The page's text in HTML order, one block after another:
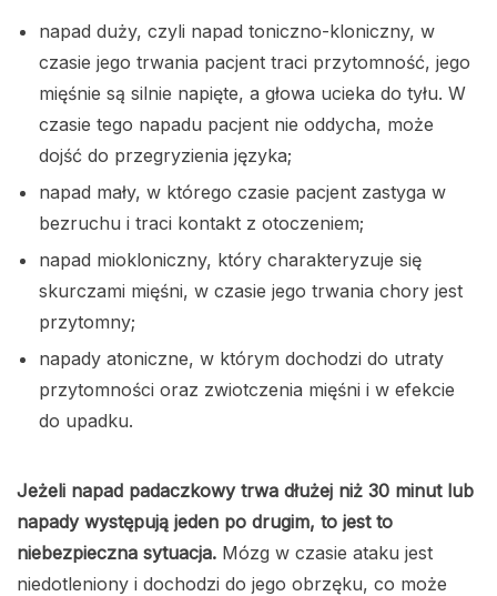
napad duży, czyli napad toniczno-kloniczny, w
czasie jego trwania pacjent traci przytomność, jego
mięśnie są silnie napięte, a głowa ucieka do tyłu. W
czasie tego napadu pacjent nie oddycha, może
dojść do przegryzienia języka;
napad mały, w którego czasie pacjent zastyga w
bezruchu i traci kontakt z otoczeniem;
napad miokloniczny, który charakteryzuje się
skurczami mięśni, w czasie jego trwania chory jest
przytomny;
napady atoniczne, w którym dochodzi do utraty
przytomności oraz zwiotczenia mięśni i w efekcie
do upadku.
Jeżeli napad padaczkowy trwa dłużej niż 30 minut lub
napady występują jeden po drugim, to jest to
niebezpieczna sytuacja. Mózg w czasie ataku jest
niedotleniony i dochodzi do jego obrzęku, co może